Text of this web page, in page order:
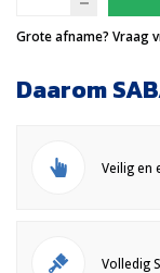
Grote afname? Vraag
Daarom
Veilig en
Volledig